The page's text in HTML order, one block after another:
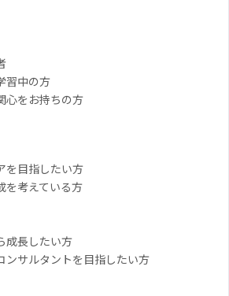
習中の方
心をお持ちの方
を目指したい方
を考えている方
成長したい方
ンサルタントを目指したい方